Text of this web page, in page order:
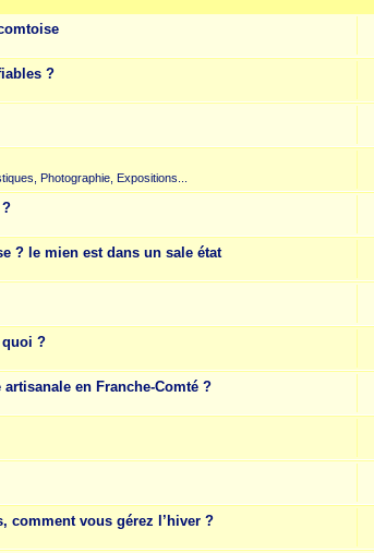
?
Photographie, Expositions...
? le mien est dans un sale état
quoi ?
en Franche-Comté ?
comment vous gérez l’hiver ?